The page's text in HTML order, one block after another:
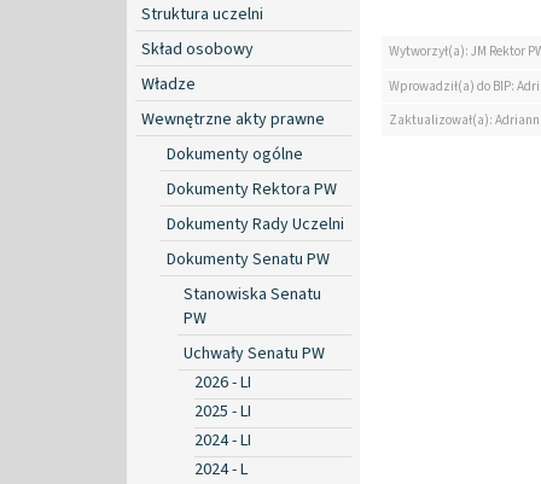
Struktura uczelni
Skład osobowy
Władze
Wewnętrzne akty prawne
Dokumenty ogólne
Dokumenty Rektora PW
Dokumenty Rady Uczelni
Dokumenty Senatu PW
Stanowiska Senatu
PW
Uchwały Senatu PW
2026 - LI
2025 - LI
2024 - LI
2024 - L
Wytworzył(a): JM Rektor
Wprowadził(a) do BIP:
Zaktualizował(a):